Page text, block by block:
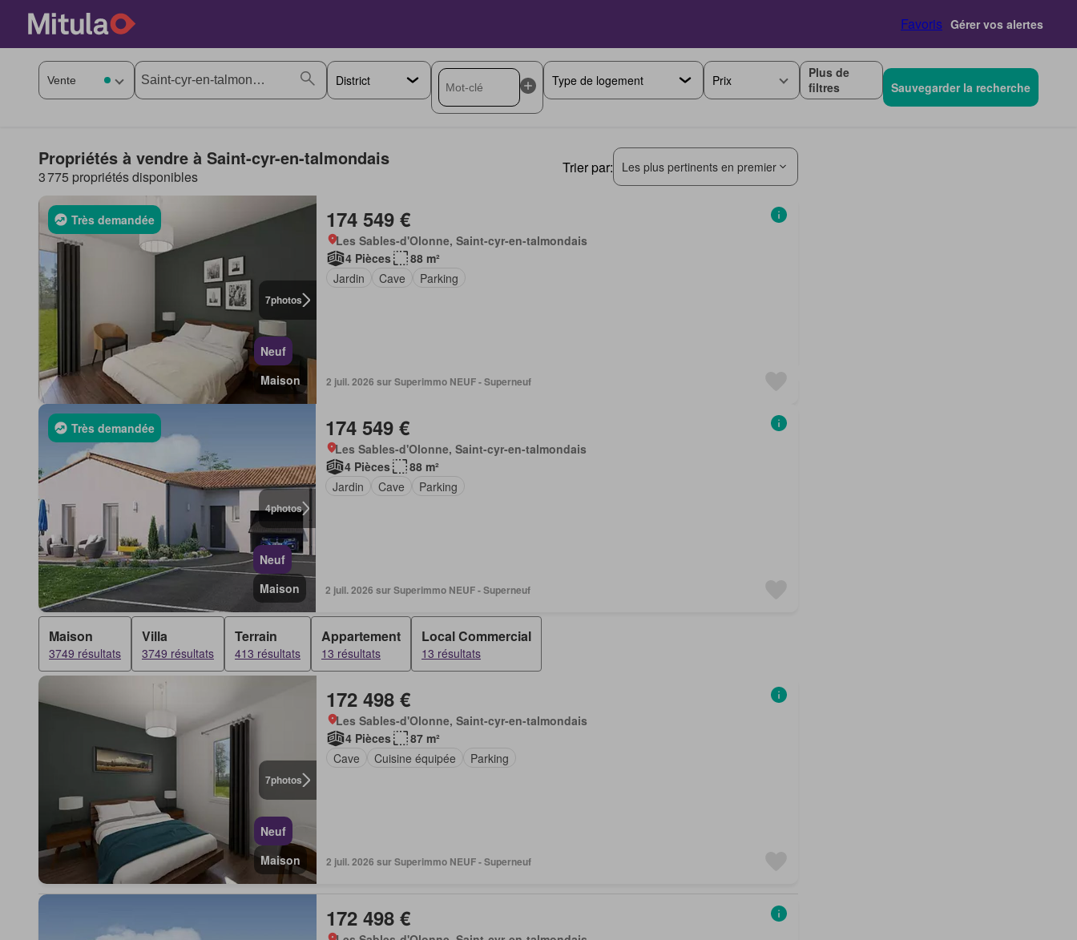
Favoris Gérer vos alertes
Prix
Plus de
filtres
Sauvegarder la recherche
Propriétés à vendre à Saint-cyr-en-talmondais
3 775 propriétés disponibles
Trier par: Les plus pertinents en premier
7photos
Très demandée
Neuf
Maison
174 549 €
Les Sables-d'Olonne, Saint-cyr-en-talmondais
4 Pièces
88 m²
Jardin
Cave Parking
2 juil. 2026 sur Superimmo NEUF - Superneuf
4photos
Très demandée
Neuf
Maison
174 549 €
Les Sables-d'Olonne, Saint-cyr-en-talmondais
4 Pièces
88 m²
Jardin
Cave Parking
2 juil. 2026 sur Superimmo NEUF - Superneuf
Maison
3749 résultats
Villa
3749 résultats
Terrain
413 résultats
Appartement
13 résultats
Local Commercial
13 résultats
7photos
Neuf
Maison
172 498 €
Les Sables-d'Olonne, Saint-cyr-en-talmondais
4 Pièces
87 m²
Cave
Cuisine équipée Parking
2 juil. 2026 sur Superimmo NEUF - Superneuf
172 498 €